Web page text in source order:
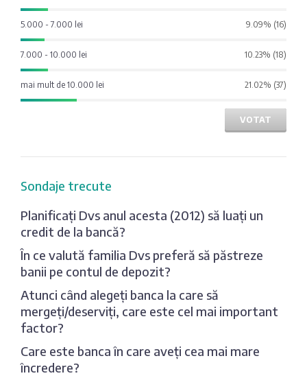
Moldindconbank
ProCredit Bank
9.09% (16)
5.000 - 7.000 lei
10.23% (18)
7.000 - 10.000 lei
21.02% (37)
mai mult de 10.000 lei
VOTAT
Sondaje trecute
Planificați Dvs anul acesta (2012) să luați un
credit de la bancă?
În ce valută familia Dvs preferă să păstreze
banii pe contul de depozit?
Atunci când alegeți banca la care să
mergeți/deserviți, care este cel mai important
factor?
Care este banca în care aveți cea mai mare
încredere?